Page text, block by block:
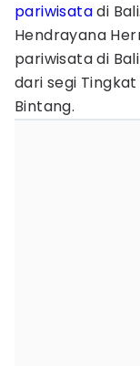
pariwisatadi
Hendrayana
pariwisata di
dari segi
Bintang.